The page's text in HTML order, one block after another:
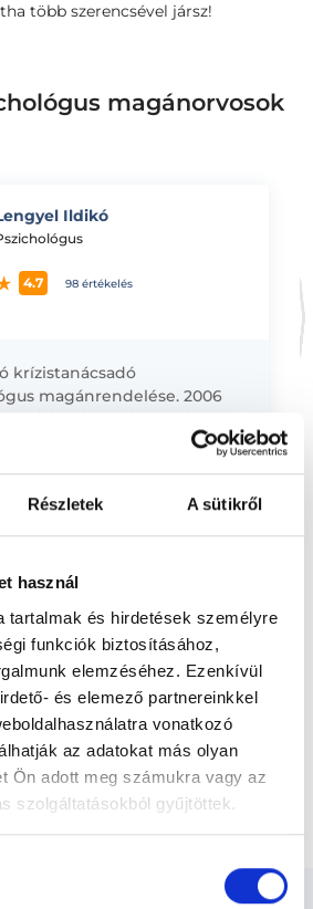
Részletek A sütikről
használ
tartalmak és hirdetések személyre
funkciók biztosításához,
elemzéséhez. Ezenkívül
és elemező partnereinkkel
vonatkozó
az adatokat más olyan
Ön adott meg számukra vagy az
szolgáltatásokból gyűjtöttek.
info/foglaljorvost-
több szerencsével jársz!
magánorvosok
Ildikó
4.7 98 értékelés
krízistanácsadó
magánrendelése. 2006
szakmai tapasztalatokat
általános orvosi oklevéllel rendelkező
szakorvosi szakképesítés
tevékenységért teljes
közvetlenül felügyeli az egészségügyi
első részvizsgáig, utána pedig a
el feladatokat. A foglaljorvost.hu
névazonosságért bármely szakorvos
diplomás fájdalomszakértővel /
visszajelzés